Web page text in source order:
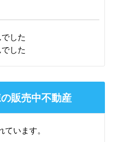
した
した
販売中不動産
います。